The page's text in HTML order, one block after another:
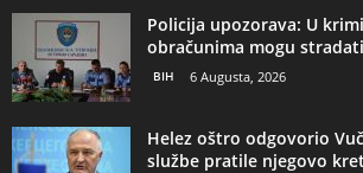
Policija upozorava: U
obračunima mogu
BIH 6 Augusta, 2026
Helez oštro odgovorio
službe pratile njegovo